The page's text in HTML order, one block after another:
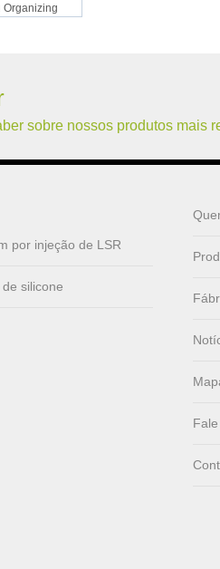
Bags
respirator
sobre nossos produtos mais
por injeção de LSR
silicone